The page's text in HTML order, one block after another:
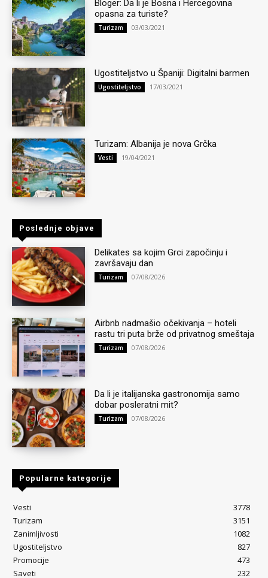
Bloger: Da li je Bosna i Hercegovina
opasna za turiste?
Turizam 03/03/2021
Ugostiteljstvo u Španiji: Digitalni barmen
Ugostiteljstvo 17/03/2021
Turizam: Albanija je nova Grčka
Vesti 19/04/2021
Poslednje objave
Delikates sa kojim Grci započinju i
završavaju dan
Turizam 07/08/2026
Airbnb nadmašio očekivanja – hoteli
rastu tri puta brže od privatnog smeštaja
Turizam 07/08/2026
Da li je italijanska gastronomija samo
dobar posleratni mit?
Turizam 07/08/2026
Popularne kategorije
Vesti
3778
Turizam
3151
Zanimljivosti
1082
Ugostiteljstvo
827
Promocije
473
Saveti
232